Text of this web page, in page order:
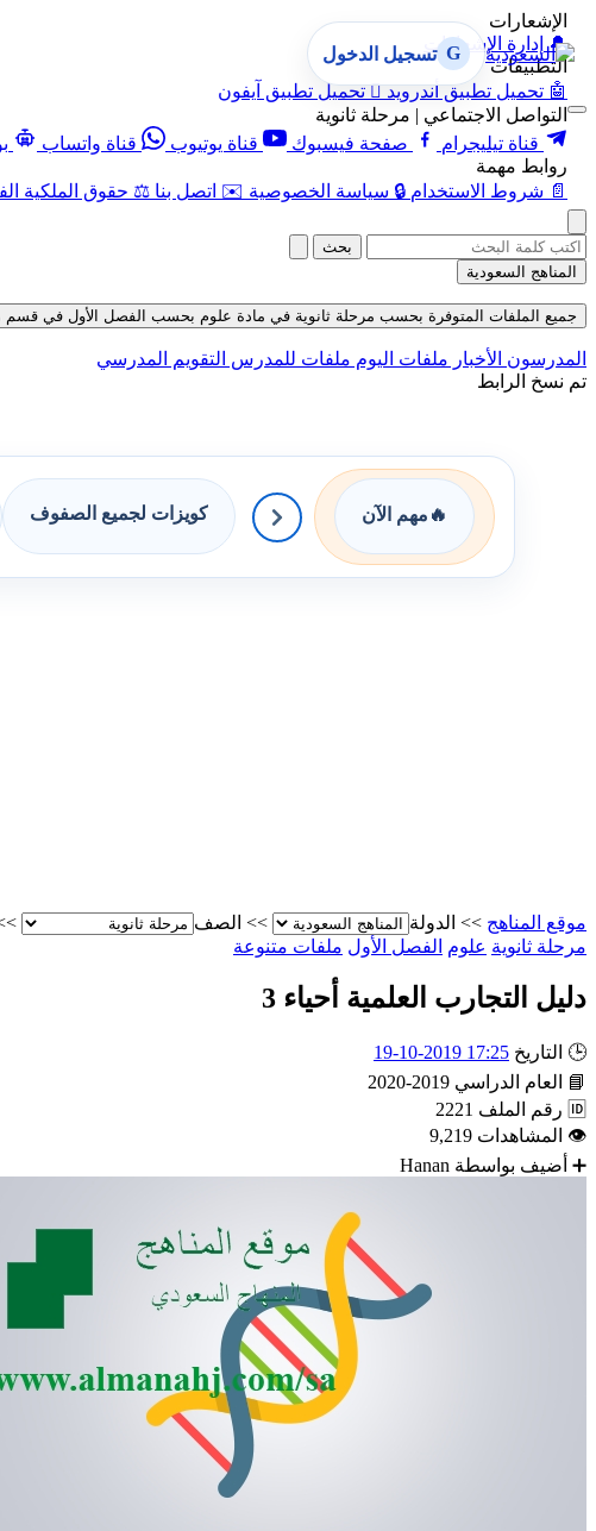
الإشعارات
🔔 إدارة الإشعارات
التطبيقات
🤖 تحميل تطبيق أندرويد  تحميل تطبيق آيفون
التواصل الاجتماعي | مرحلة ثانوية
قناة تيليجرام
صفحة فيسبوك قناة يوتيوب قناة واتساب
روابط مهمة
📄 شروط الاستخدام 🔒 سياسة الخصوصية ✉️ اتصل بنا ⚖️ حقوق الملكية
G تسجيل الدخول
بحث
المناهج السعودية
جميع الملفات المتوفرة بحسب مرحلة ثانوية في مادة علوم بحسب الفصل الأول في قسم ملفات
المدرسون الأخبار ملفات اليوم ملفات للمدرس التقويم المدرسي
تم نسخ الرابط
🔥 مهم الآن كويزات لجميع الصفوف
موقع المناهج >> الدولة >> الصف
مرحلة ثانوية علوم الفصل الأول ملفات متنوعة
دليل التجارب العلمية أحياء 3
🕒 التاريخ 17:25 2019-10-19
📘
العام الدراسي 2019-2020
🆔 رقم الملف 2221
👁 المشاهدات 9,219
➕ أضيف بواسطة Hanan